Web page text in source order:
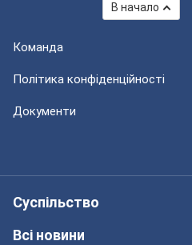
В начало
Команда
Політика конфіденційності
Документи
Суспільство
Всі новини